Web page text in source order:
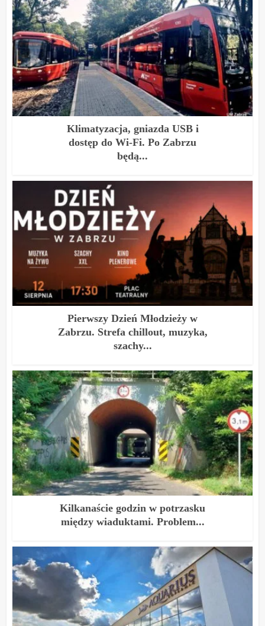
Klimatyzacja, gniazda USB i
dostęp do Wi-Fi. Po Zabrzu
będą...
Pierwszy Dzień Młodzieży w
Zabrzu. Strefa chillout, muzyka,
szachy...
Kilkanaście godzin w potrzasku
między wiaduktami. Problem...